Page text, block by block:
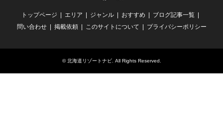
トップページ エリア ジャンル おすすめ
ブログ記事一覧
問い合わせ
掲載依頼 このサイトについて プライバシーポリシー
©北海道リゾートナビ. All Rights Reserved.